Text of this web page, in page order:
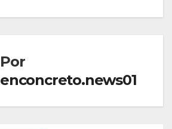
Por
enconcreto.news01